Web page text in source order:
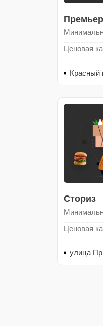
Ценовая
Красный
Сториз
Ценовая
улица